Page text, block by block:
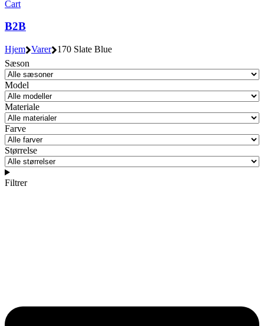
Cart
B2B
Hjem Varer
170 Slate Blue
Sæson
Model
Materiale
Farve
Størrelse
Filtrer